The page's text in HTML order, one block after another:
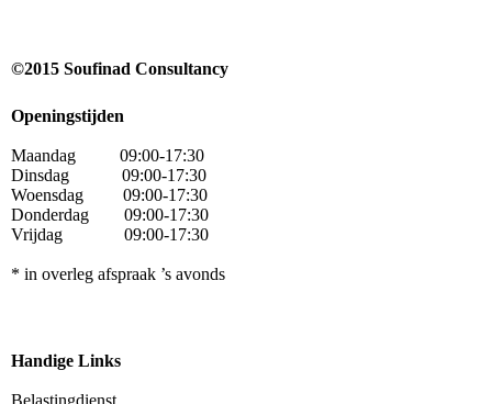
©2015 Soufinad Consultancy
Openingstijden
Maandag 09:00-17:30
Dinsdag 09:00-17:30
Woensdag 09:00-17:30
Donderdag 09:00-17:30
Vrijdag 09:00-17:30
* in overleg afspraak ’s avonds
Handige Links
Belastingdienst